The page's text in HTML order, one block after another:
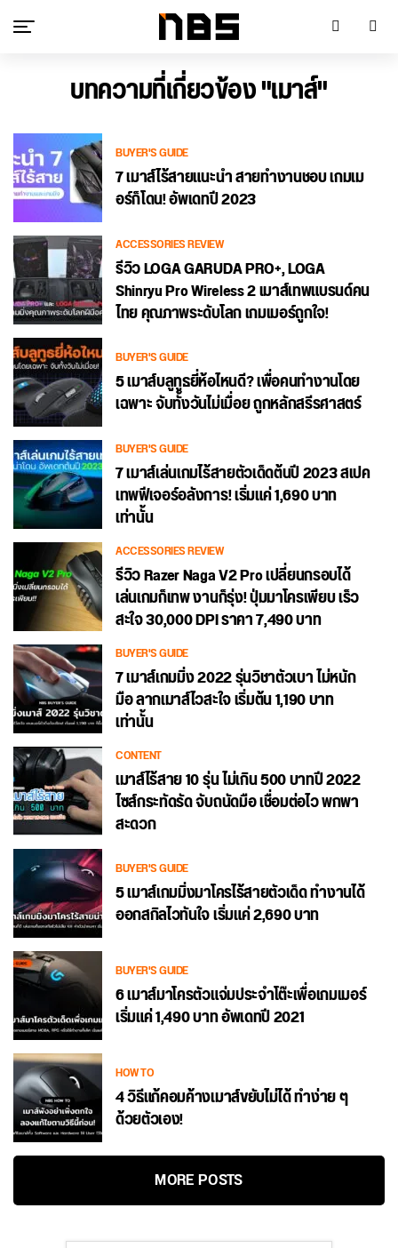
บทความที่เกี่ยวข้อง "เมาส์"
BUYER'S GUIDE
7 เมาส์ไร้สายแนะนำ สายทำงานชอบ เกมเม
อร์ก็โดน! อัพเดทปี 2023
ACCESSORIES REVIEW
รีวิว LOGA GARUDA PRO+, LOGA
Shinryu Pro Wireless 2 เมาส์เทพแบรนด์คน
ไทย คุณภาพระดับโลก เกมเมอร์ถูกใจ!
BUYER'S GUIDE
5 เมาส์บลูทูธยี่ห้อไหนดี? เพื่อคนทำงานโดย
เฉพาะ จับทั้งวันไม่เมื่อย ถูกหลักสรีรศาสตร์
BUYER'S GUIDE
7 เมาส์เล่นเกมไร้สายตัวเด็ดต้นปี 2023 สเปค
เทพฟีเจอร์อลังการ! เริ่มแค่ 1,690 บาท
เท่านั้น
ACCESSORIES REVIEW
รีวิว Razer Naga V2 Pro เปลี่ยนกรอบได้
เล่นเกมก็เทพ งานก็รุ่ง! ปุ่มมาโครเพียบ เร็ว
สะใจ 30,000 DPI ราคา 7,490 บาท
BUYER'S GUIDE
7 เมาส์เกมมิ่ง 2022 รุ่นวิชาตัวเบา ไม่หนัก
มือ ลากเมาส์ไวสะใจ เริ่มต้น 1,190 บาท
เท่านั้น
CONTENT
เมาส์ไร้สาย 10 รุ่น ไม่เกิน 500 บาทปี 2022
ไซส์กระทัดรัด จับถนัดมือ เชื่อมต่อไว พกพา
สะดวก
BUYER'S GUIDE
5 เมาส์เกมมิ่งมาโครไร้สายตัวเด็ด ทำงานได้
ออกสกิลไวทันใจ เริ่มแค่ 2,690 บาท
BUYER'S GUIDE
6 เมาส์มาโครตัวแจ่มประจำโต๊ะเพื่อเกมเมอร์
เริ่มแค่ 1,490 บาท อัพเดทปี 2021
HOW TO
4 วิธีแก้คอมค้างเมาส์ขยับไม่ได้ ทำง่าย ๆ
ด้วยตัวเอง!
MORE POSTS